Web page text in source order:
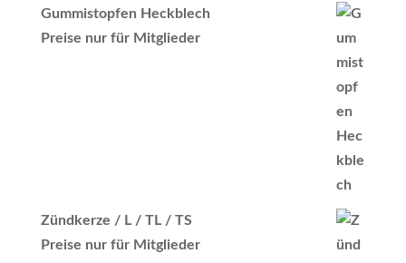
Gummistopfen Heckblech
Preise nur für Mitglieder
Zündkerze / L / TL / TS
Preise nur für Mitglieder